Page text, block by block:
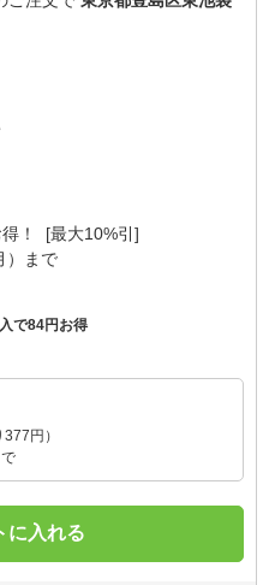
！ [最大10%引]
）まで
で84円お得
円）
に入れる